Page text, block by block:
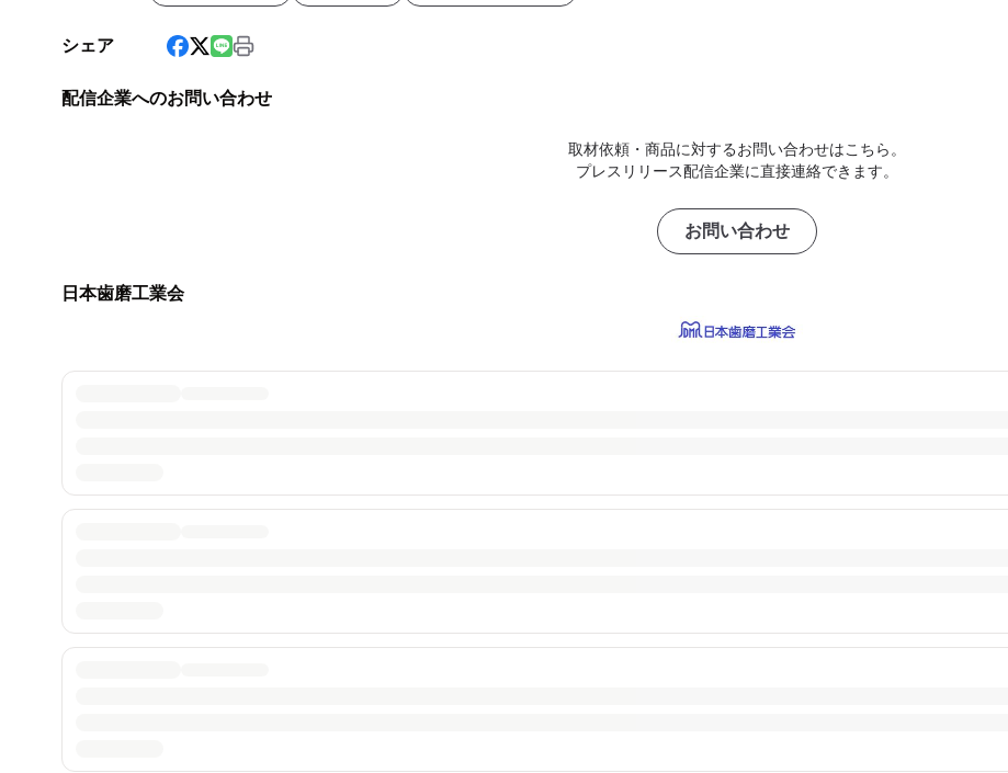
シェア
配信企業へのお問い合わせ
取材依頼・商品に対するお問い合わせはこちら。
プレスリリース配信企業に直接連絡できます。
お問い合わせ
日本歯磨工業会